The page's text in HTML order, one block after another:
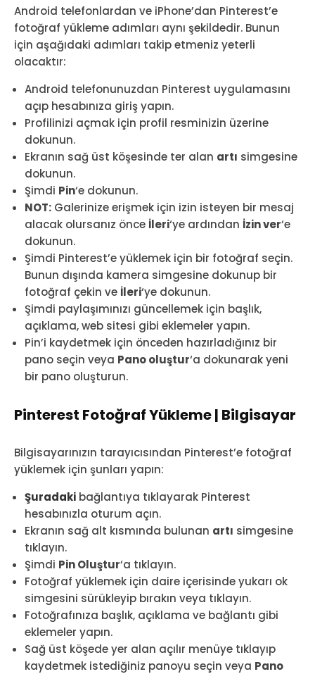
Android telefonlardan ve iPhone’dan Pinterest’e
fotoğraf yükleme adımları aynı şekildedir. Bunun
için aşağıdaki adımları takip etmeniz yeterli
olacaktır:
Android telefonunuzdan Pinterest uygulamasını
açıp hesabınıza giriş yapın.
Profilinizi açmak için profil resminizin üzerine
dokunun.
Ekranın sağ üst köşesinde ter alan artı simgesine
dokunun.
Şimdi Pin‘e dokunun.
NOT: Galerinize erişmek için izin isteyen bir mesaj
alacak olursanız önce İleri‘ye ardından İzin ver‘e
dokunun.
Şimdi Pinterest’e yüklemek için bir fotoğraf seçin.
Bunun dışında kamera simgesine dokunup bir
fotoğraf çekin ve İleri‘ye dokunun.
Şimdi paylaşımınızı güncellemek için başlık,
açıklama, web sitesi gibi eklemeler yapın.
Pin’i kaydetmek için önceden hazırladığınız bir
pano seçin veya Pano oluştur‘a dokunarak yeni
bir pano oluşturun.
Pinterest Fotoğraf Yükleme | Bilgisayar
Bilgisayarınızın tarayıcısından Pinterest’e fotoğraf
yüklemek için şunları yapın:
Şuradaki bağlantıya tıklayarak Pinterest
hesabınızla oturum açın.
Ekranın sağ alt kısmında bulunan artı simgesine
tıklayın.
Şimdi Pin Oluştur‘a tıklayın.
Fotoğraf yüklemek için daire içerisinde yukarı ok
simgesini sürükleyip bırakın veya tıklayın.
Fotoğrafınıza başlık, açıklama ve bağlantı gibi
eklemeler yapın.
Sağ üst köşede yer alan açılır menüye tıklayıp
kaydetmek istediğiniz panoyu seçin veya Pano